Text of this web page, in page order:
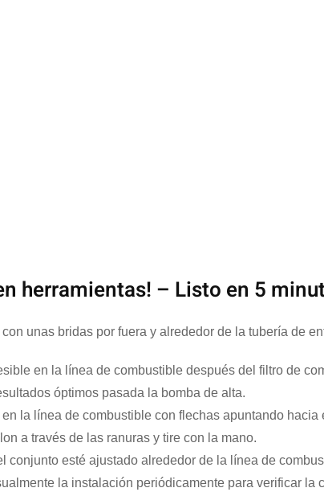
herramientas! – Listo en 5
unas bridas por fuera y alrededor de la tubería de
en la línea de combustible después del filtro de
óptimos pasada la bomba de alta.
la línea de combustible con flechas apuntando
a través de las ranuras y tire con la mano.
conjunto esté ajustado alrededor de la línea de
la instalación periódicamente para verificar la